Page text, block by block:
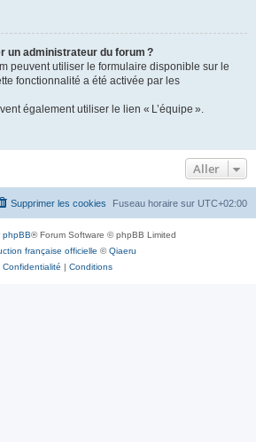
un administrateur du forum ?
peuvent utiliser le formulaire disponible sur le
fonctionnalité a été activée par les
également utiliser le lien « L’équipe ».
Aller
Fuseau horaire sur UTC+02:00
Supprimer les cookies
phpBB® Forum Software © phpBB Limited
française officielle ©Qiaeru
Confidentialité
Conditions